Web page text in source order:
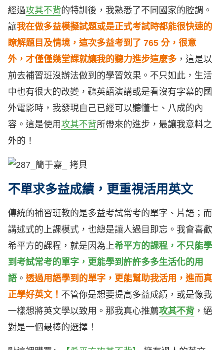
經過攻其不背的特訓後，我熟悉了不同國家的腔調。
讓我在做多益模擬試題或是正式考試時都能很快速的
瞭解題目及情境，這次多益考到了 765 分，很意
外，才僅僅幾堂課就讓我的聽力進步這麼多 ，這是以
前去補習班沒辦法做到的學習效果。不只如此，生活
中也有很大的改變，聽英語演講或是看沒有字幕的國
外電影時，我發現自己已經可以聽懂七、八成的內
容。這是使用攻其不背所帶來的進步，最讓我意料之
外的！
不單求多益成績，更重視活用英文
傳統的補習班教的是多益考試常考的單字、片語；而
講述式的上課模式，也總是讓人過目即忘。我會喜歡
希平方的課程，就是因為上希平方的課程， 不只能學
到考試常考的單字，更能學到許許多多生活化的用
語 。 透過用語學到的單字，更能幫助我活用，進而真
正學好英文！ 不管你是想要提高多益成績，或是像我
一樣想將英文學以致用。那我真心推薦攻其不背 ，絕
對是一個最棒的選擇！